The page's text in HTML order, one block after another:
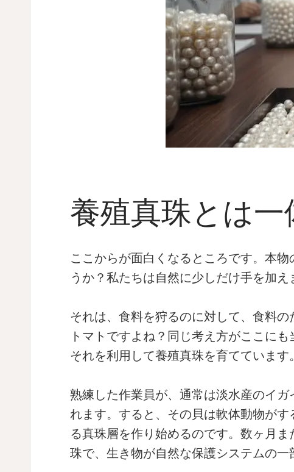
養殖真珠とは一
ここからが面白くなるところです。本
うか？私たちは自然に少しだけ手を加え
それは、食料を狩るのに対して、食料
トマトですよね？同じ考え方がここに
それを利用して養殖真珠を育てていま
熟練した作業員が、通常は淡水産のイ
れます。すると、その貝は軟体動物が
る真珠層を作り始めるのです。数ヶ月
珠で、生き物が自然な保護システムの一